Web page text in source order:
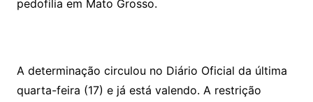
pedofilia em Mato Grosso.
A determinação circulou no Diário Oficial da última
quarta-feira (17) e já está valendo. A restrição